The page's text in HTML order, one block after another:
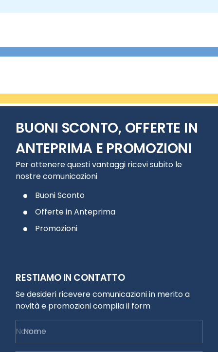
BUONI SCONTO, OFFERTE IN
ANTEPRIMA E PROMOZIONI
Per ottenere questi vantaggi ricevi subito le
nostre comunicazioni
Buoni Sconto
Offerte in Anteprima
Promozioni
RESTIAMO IN CONTATTO
Se desideri ricevere comunicazioni in merito a
novità e promozioni compila il form
Nome